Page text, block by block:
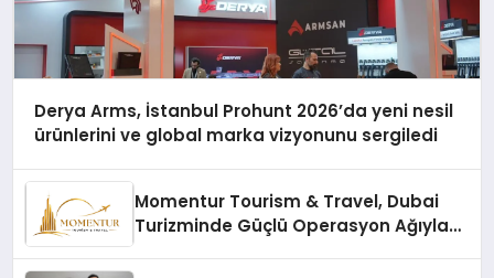
Derya Arms, İstanbul Prohunt 2026’da yeni nesil
ürünlerini ve global marka vizyonunu sergiledi
Momentur Tourism & Travel, Dubai
Turizminde Güçlü Operasyon Ağıyla